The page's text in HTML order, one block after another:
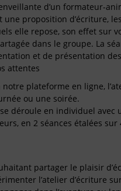
d’un formateur-
une proposition d’écriture,
elle repose, son effet sur
dans le groupe. La
et de présentation
attentes
plateforme en ligne,
ou une soirée.
déroule en individuel avec
en 2 séances étalées sur
partager le plaisir
l’atelier d’écriture